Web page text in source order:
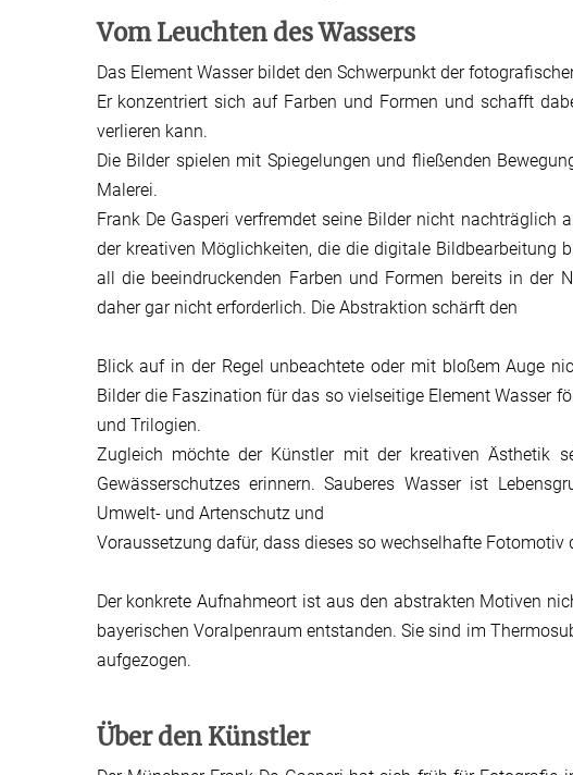
Vom Leuchten des Wassers
Das Element Wasser bildet den Schwerpunkt der
Er konzentriert sich auf Farben und Formen und schafft
verlieren kann.
Die Bilder spielen mit Spiegelungen und fließenden
Malerei.
Frank De Gasperi verfremdet seine Bilder nicht
der kreativen Möglichkeiten, die die digitale Bildbearbeitung
all die beeindruckenden Farben und Formen bereits in der
daher gar nicht erforderlich. Die Abstraktion schärft den
Blick auf in der Regel unbeachtete oder mit bloßem Auge
Bilder die Faszination für das so vielseitige Element Wasser
und Trilogien.
Zugleich möchte der Künstler mit der kreativen Ästhetik
Gewässerschutzes erinnern. Sauberes Wasser ist
Umwelt- und Artenschutz und
Voraussetzung dafür, dass dieses so wechselhafte
Der konkrete Aufnahmeort ist aus den abstrakten Motiven
bayerischen Voralpenraum entstanden. Sie sind im
aufgezogen.
Über den Künstler